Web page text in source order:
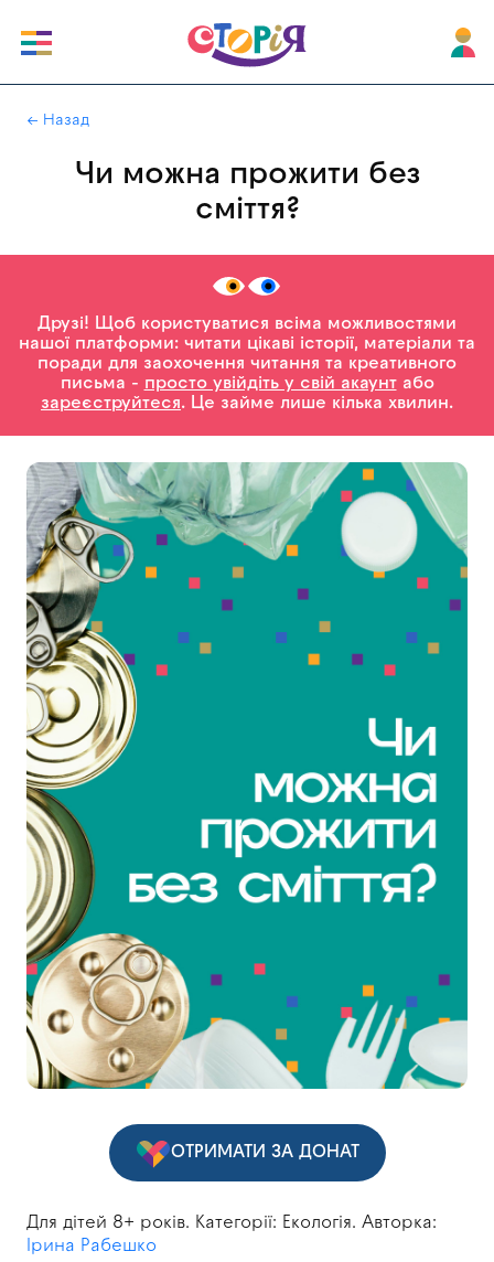
← Назад
Чи можна прожити без
сміття?
Друзі! Щоб користуватися всіма можливостями
нашої платформи: читати цікаві історії, матеріали та
поради для заохочення читання та креативного
письма - просто увійдіть у свій акаунтабо
зареєструйтеся. Це займе лише кілька хвилин.
ОТРИМАТИ ЗА ДОНАТ
Для дітей 8+ років. Категорії: Екологія. Авторка:
Ірина Рабешко